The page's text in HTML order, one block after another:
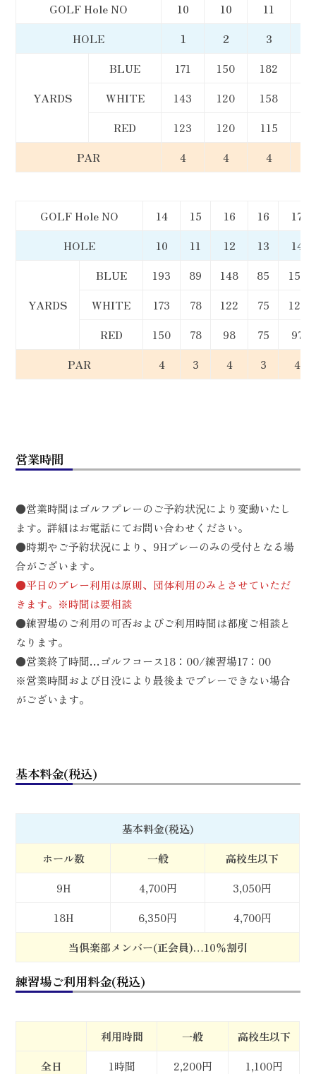
GOLF Hole NO 10 10 11
HOLE
１ ２ 3
YARDS
BLUE 171 150 182
WHITE
143 120 158
RED
123 120 115
PAR
4 4 4
GOLF Hole NO 14 15 16 16
17
HOLE
10 11 12 13 14
YARDS
BLUE 193 89 148 85
151
WHITE
173 78 122 75
124
RED
150 78 98 75
97
PAR
4 3 4 3 4
営業時間
●営業時間はゴルフプレーのご予約状況により変動いたし
ます。詳細はお電話にてお問い合わせください。
●時期やご予約状況により、9Hプレーのみの受付となる場
合がございます。
●平日のプレー利用は原則、団体利用のみとさせていただ
きます。※時間は要相談
●練習場のご利用の可否およびご利用時間は都度ご相談と
なります。
●営業終了時間…ゴルフコース18：00/練習場17：00
※営業時間および日没により最後までプレーできない場合
がございます。
基本料金(税込)
基本料金(税込)
ホール数
一般
高校生以下
9H
4,700円
3,050円
18H
6,350円
4,700円
当倶楽部メンバー(正会員)…10％割引
練習場ご利用料金(税込)
利用時間 一般
高校生以下
全日
1時間 2,200円 1,100円